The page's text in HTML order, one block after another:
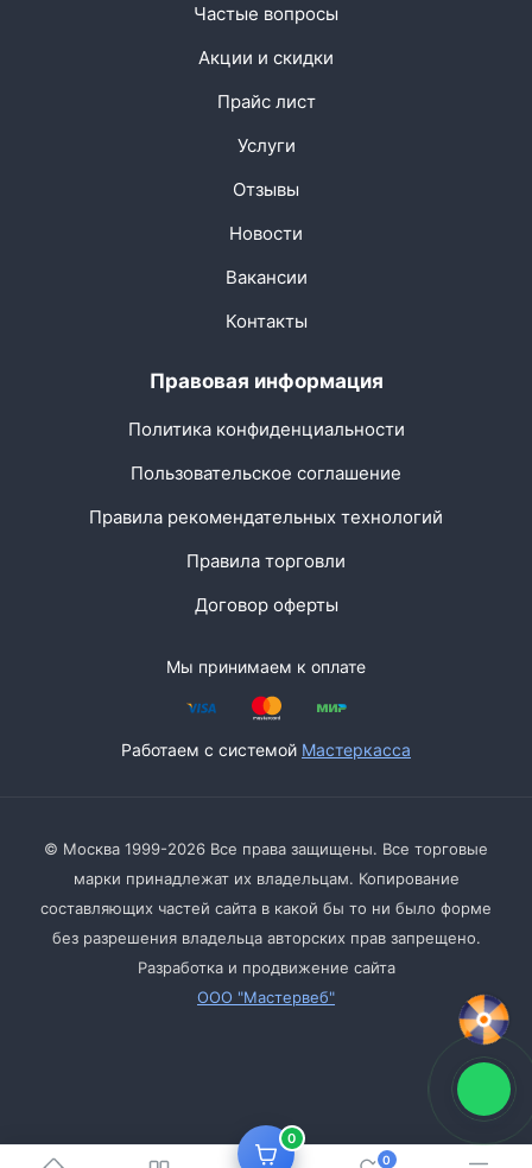
0
0
Частые вопросы
Акции и скидки
Прайс лист
Услуги
Отзывы
Новости
Вакансии
Контакты
Правовая информация
Политика конфиденциальности
Пользовательское соглашение
Правила рекомендательных технологий
Правила торговли
Договор оферты
Мы принимаем к оплате
Работаем с системой Мастеркасса
© Москва 1999-2026 Все права защищены. Все торговые
марки принадлежат их владельцам. Копирование
составляющих частей сайта в какой бы то ни было форме
без разрешения владельца авторских прав запрещено.
Разработка и продвижение сайта
ООО "Мастервеб"